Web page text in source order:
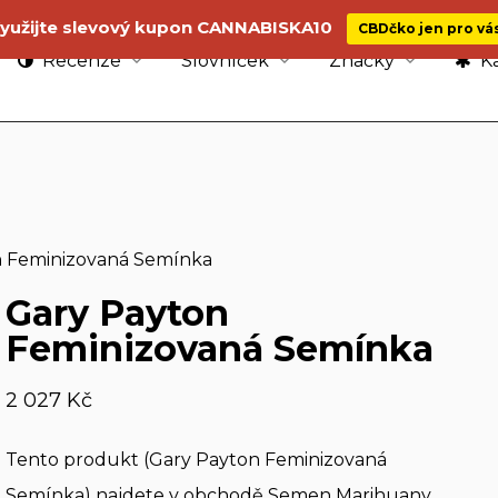
Recenze Slovníček Značky
Semínka
Gary Payton
Feminizovaná Semínka
2 027 Kč
Tento produkt (Gary Payton Feminizovaná
slevový kupon CANNABISKA10 CBDčko jen pro